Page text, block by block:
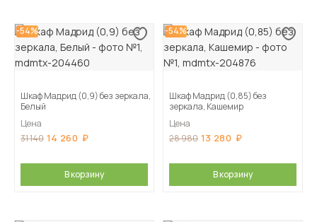
-54%
Шкаф Мадрид (0,9) без зеркала,
Белый
Цена
31 140 14 260
В корзину
-54%
Шкаф Мадрид (0,85) без
зеркала, Кашемир
Цена
28 980 13 280
В корзину